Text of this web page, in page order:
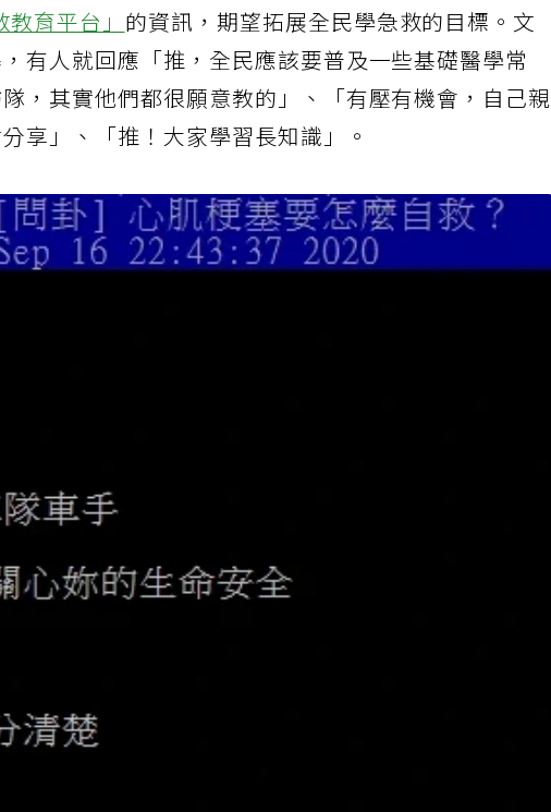
教育平台」的資訊，期望拓展全民學急救的目標。文
有人就回應「推，全民應該要普及一些基礎醫學常
，其實他們都很願意教的」、「有壓有機會，自己親
享」、「推！大家學習長知識」。